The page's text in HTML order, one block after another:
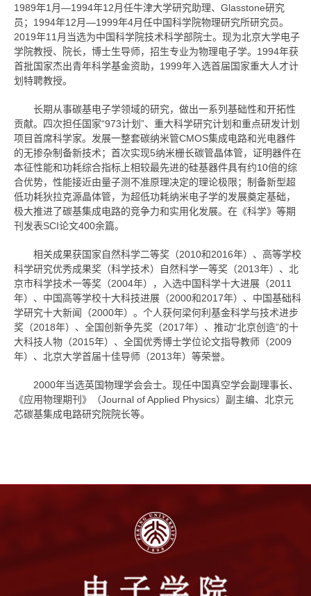
1989年1月—1994年12月任牛津大学研究助理、Glasstone研究
员；1994年12月—1999年4月任中国科学院物理研究所研究员。
2019年11月当选为中国科学院技术科学部院士。现为北京大学电子
学院教授、院长，博士生导师，招生专业为物理电子学。1994年获
首批国家杰出青年科学基金资助，1999年入选首届国家重大人才计
划特聘教授。
长期从事碳基电子学领域的研究，做出一系列基础性和开拓性
贡献。四次担任国家“973计划”、重大科学研究计划和重点研发计划
项目首席科学家。发展一整套碳纳米管CMOS集成电路和光电器件
的无掺杂制备新技术；首次实现5纳米栅长碳管晶体管，证明器件在
本征性能和功耗综合指标上相较最先进的硅基器件具有约10倍的综
合优势，性能接近由量子测不准原理决定的理论极限；制备新型超
低功耗狄拉克源晶体管，为超低功耗纳米电子学的发展奠定基础，
极大推进了碳基集成电路的竞争力和实用化发展。在《科学》等期
刊发表SCI论文400余篇。
相关成果获国家自然科学二等奖（2010和2016年）、高等学校
科学研究优秀成果奖（科学技术）自然科学一等奖（2013年）、北
京市科学技术一等奖（2004年），入选中国科学十大进展（2011
年）、中国高等学校十大科技进展（2000和2017年）、中国基础科
学研究十大新闻（2000年）。个人获何梁何利基金科学与技术进步
奖（2018年）、全国创新争先奖（2017年）、推动“北京创造”的十
大科技人物（2015年）、全国优秀博士学位论文指导教师（2009
年）、北京大学首届十佳导师（2013年）等荣誉。
2000年当选英国物理学会会士。现任中国真空学会副理事长、
《应用物理期刊》（Journal of Applied Physics）副主编、北京元
芯碳基集成电路研究院院长等。